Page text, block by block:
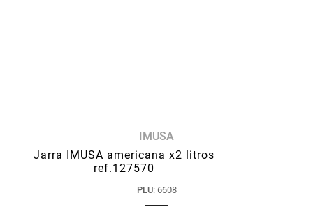
IMUSA
Jarra IMUSA americana x2 litros
ref.127570
PLU: 6608